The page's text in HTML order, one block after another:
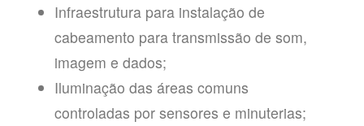
Infraestrutura para instalação de
cabeamento para transmissão de som,
imagem e dados;
Iluminação das áreas comuns
controladas por sensores e minuterias;